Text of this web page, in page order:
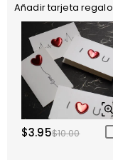
Añadir tarjeta regalo
$3.95$10.00